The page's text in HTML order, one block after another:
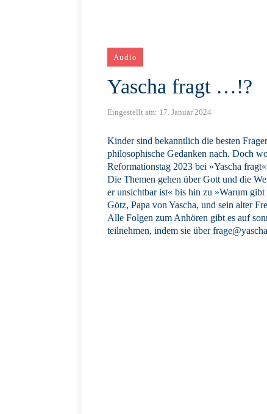
Audio
Yascha fragt …!?
Eingestellt am: 17. Januar 2024
Kinder sind bekanntlich die besten
philosophische Gedanken nach. Doch
Reformationstag 2023 bei »Yascha
Die Themen gehen über Gott und die
er unsichtbar ist« bis hin zu »Warum
Götz, Papa von Yascha, und sein alter
Alle Folgen zum Anhören gibt es auf
teilnehmen, indem sie über